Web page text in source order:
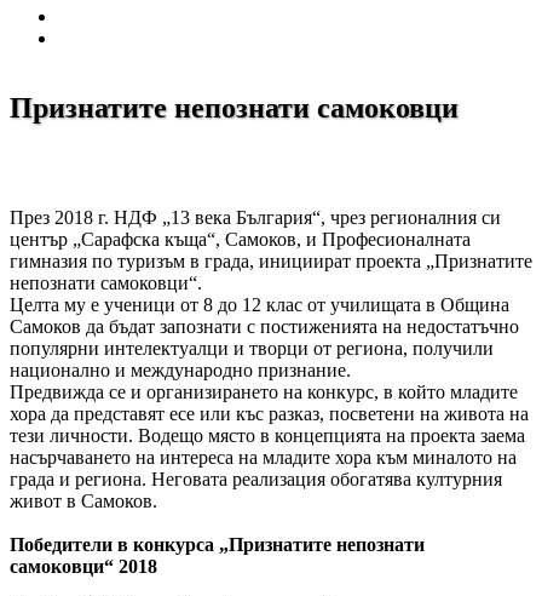
Признатите непознати самоковци
През 2018 г. НДФ „13 века България“, чрез регионалния си
център „Сарафска къща“, Самоков, и Професионалната
гимназия по туризъм в града, инициират проекта „Признатите
непознати самоковци“.
Целта му е ученици от 8 до 12 клас от училищата в Община
Самоков да бъдат запознати с постиженията на недостатъчно
популярни интелектуалци и творци от региона, получили
национално и международно признание.
Предвижда се и организирането на конкурс, в който младите
хора да представят есе или къс разказ, посветени на живота на
тези личности. Водещо място в концепцията на проекта заема
насърчаването на интереса на младите хора към миналото на
града и региона. Неговата реализация обогатява културния
живот в Самоков.
Победители в конкурса „Признатите непознати
самоковци“ 2018